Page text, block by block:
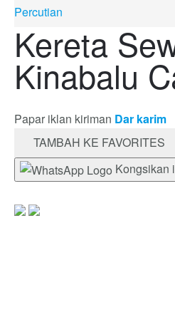
Percutian
Kereta
Kinabalu
Papar iklan kiriman Dar karim
TAMBAH KE FAVORITES
Kongsikan